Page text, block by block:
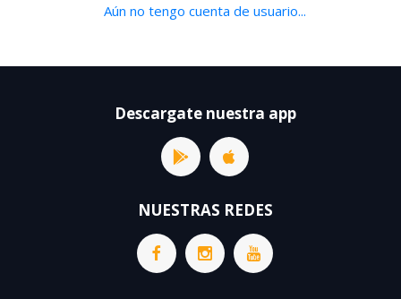
Aún no tengo cuenta de usuario...
Descargate nuestra app
NUESTRAS REDES